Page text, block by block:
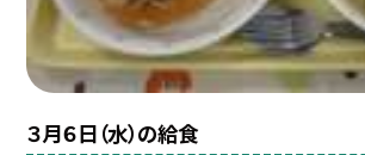
３月６日（水）の給食